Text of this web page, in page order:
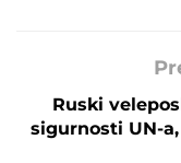
Ruski
sigurnosti UN-